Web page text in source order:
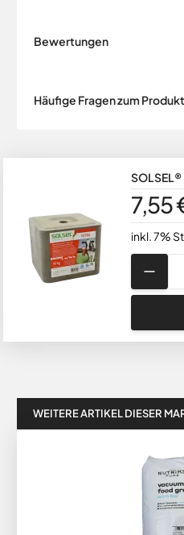
Bewertungen
Häufige Fragen zum Produkt
SOLSEL® EXTRA Mineralleckstein
eckig mit
7,55
inkl. 7%
WEITERE ARTIKEL DIESER